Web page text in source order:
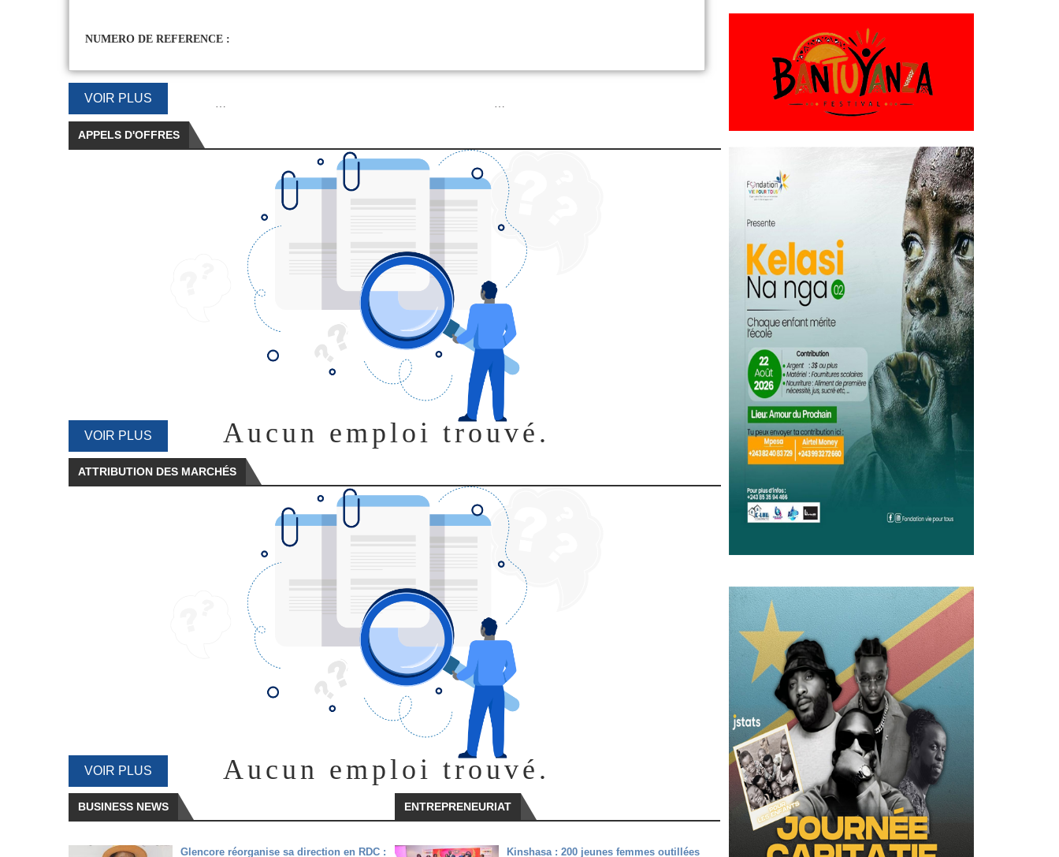
NUMERO DE REFERENCE :
… …
VOIR PLUS
APPELS D'OFFRES
Aucun emploi trouvé.
VOIR PLUS
ATTRIBUTION DES MARCHÉS
Aucun emploi trouvé.
VOIR PLUS
BUSINESS NEWS
Glencore réorganise sa direction en RDC :
ENTREPRENEURIAT
Kinshasa : 200 jeunes femmes outillées